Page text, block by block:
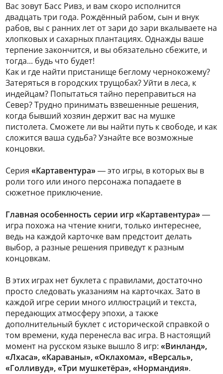
Вас зовут Басс Ривз, и вам скоро исполнится
двадцать три года. Рождённый рабом, сын и внук
рабов, вы с ранних лет от зари до зари вкалываете на
хлопковых и сахарных плантациях. Однажды ваше
терпение закончится, и вы обязательно сбежите, и
тогда... будь что будет!
Как и где найти пристанище беглому чернокожему?
Затеряться в городских трущобах? Уйти в леса, к
индейцам? Попытаться тайно переправиться на
Север? Трудно принимать взвешенные решения,
когда бывший хозяин держит вас на мушке
пистолета. Сможете ли вы найти путь к свободе, и как
сложится ваша судьба? Узнайте все возможные
концовки.
Серия «Картавентура»— это игры, в которых вы в
роли того или иного персонажа попадаете в
сюжетное приключение.
Главная особенность серии игр «Картавентура»—
игра похожа на чтение книги, только интереснее,
ведь на каждой карточке вам предстоит делать
выбор, а разные решения приведут к разным
концовкам.
В этих играх нет буклета с правилами, достаточно
просто следовать указаниям на карточках. Зато в
каждой игре серии много иллюстраций и текста,
передающих атмосферу эпохи, а также
дополнительный буклет с исторической справкой о
том времени, куда перенесла вас игра. В настоящий
момент на русском языке вышло 8 игр: «Винланд»,
«Лхаса», «Караваны», «Оклахома», «Версаль»,
«Голливуд», «Три мушкетёра», «Нормандия».